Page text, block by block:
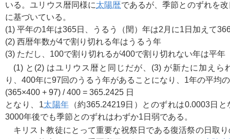
いる。ユリウス暦同様に太陽暦であるが、季節とのずれを
に基づいている。
(1) 平年の1年は365日、うるう（閏）年は2月に1日加えて
(2) 西暦年数が4で割り切れる年はうるう年
(3) ただし、100で割り切れるが400で割り切れない年は平年
(1) と(2) はユリウス暦と同じだが、(3) が新たに加えら
り、400年に97回のうるう年があることになり、1年の平均
(365×400 + 97) / 400 = 365.2425 日
となり、1太陽年 （約365.24219日）とのずれは0.0003日
3000年後でも季節とのずれはわずか1日弱である。
キリスト教徒にとって重要な祝祭日である復活祭の日取